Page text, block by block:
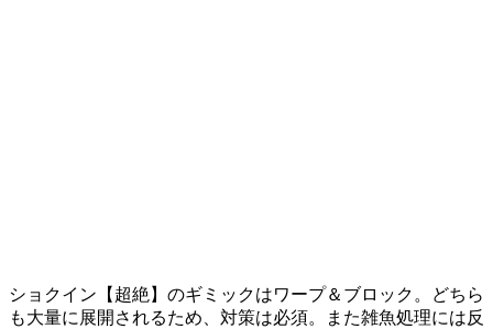
ショクイン【超絶】のギミックはワープ＆ブロック。どちら
も大量に展開されるため、対策は必須。また雑魚処理には反